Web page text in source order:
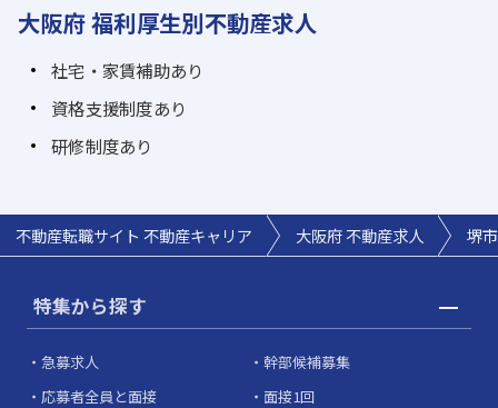
大阪府 福利厚生別不動産求人
社宅・家賃補助あり
資格支援制度あり
研修制度あり
不動産転職サイト 不動産キャリア 大阪府 不動産求人 堺
特集から探す
急募求人
幹部候補募集
応募者全員と面接
面接1回